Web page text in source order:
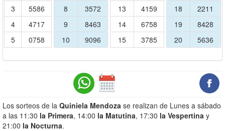
3
5586
4
4717
5
0758
8
3572
9
8463
10
9096
13
4159
14
6758
15
3785
18
2211
19
8428
20
5636
Los sorteos de la Quiniela Mendoza se realizan de Lunes a sábado
a las 11:30 la Primera, 14:00 la Matutina, 17:30 la Vespertina y
21:00 la Nocturna.